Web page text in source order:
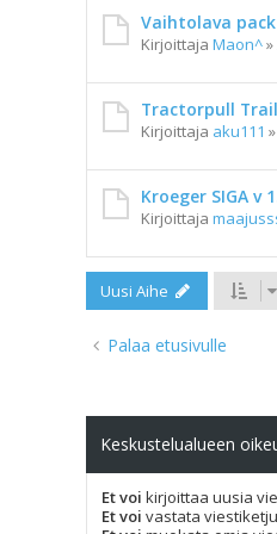
Vaihtolava pack
Kirjoittaja Maon^»
Tractorpull
Kirjoittaja aku111 »
Kroeger SIGA v
Kirjoittaja
Uusi Aihe
Palaa etusivulle
Keskustelualueen
Et voi kirjoittaa uusia
Et voi vastata